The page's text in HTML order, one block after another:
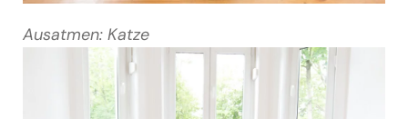
Ausatmen: Katze